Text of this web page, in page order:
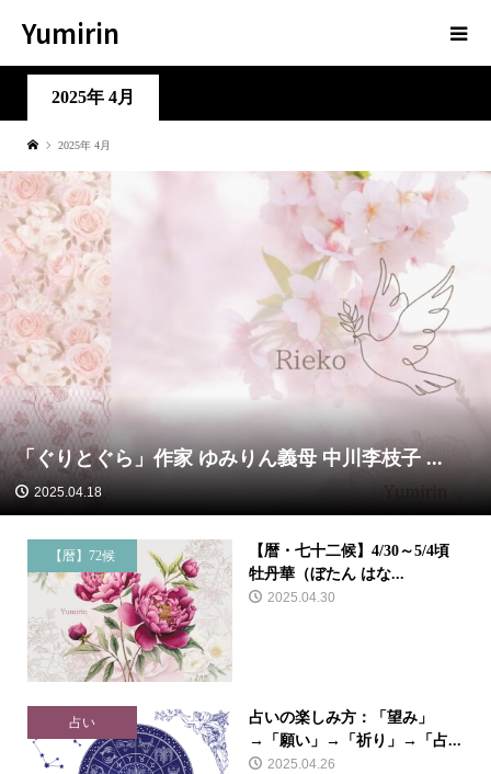
Yumirin
2025年 4月
2025年 4月
「ぐりとぐら」作家 ゆみりん義母 中川李枝子 ...
2025.04.18
【暦】72候
【暦・七十二候】4/30～5/4頃
牡丹華（ぼたん はな...
2025.04.30
占い
占いの楽しみ方：「望み」
→「願い」→「祈り」→「占...
2025.04.26